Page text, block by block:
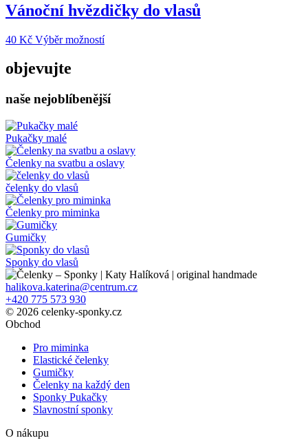
Vánoční hvězdičky do vlasů
40 Kč Výběr možnostíTento
Možnosti
stránce
produktu
objevujte
naše nejoblíbenější
Pukačky malé
Čelenky na svatbu a oslavy
čelenky do vlasů
Čelenky pro miminka
Gumičky
Sponky do vlasů
halikova.katerina@centrum.cz
+420 775 573 930
© 2026 celenky-sponky.cz
Obchod
Pro miminka
Elastické čelenky
Gumičky
Čelenky na každý den
Sponky Pukačky
Slavnostní sponky
O nákupu